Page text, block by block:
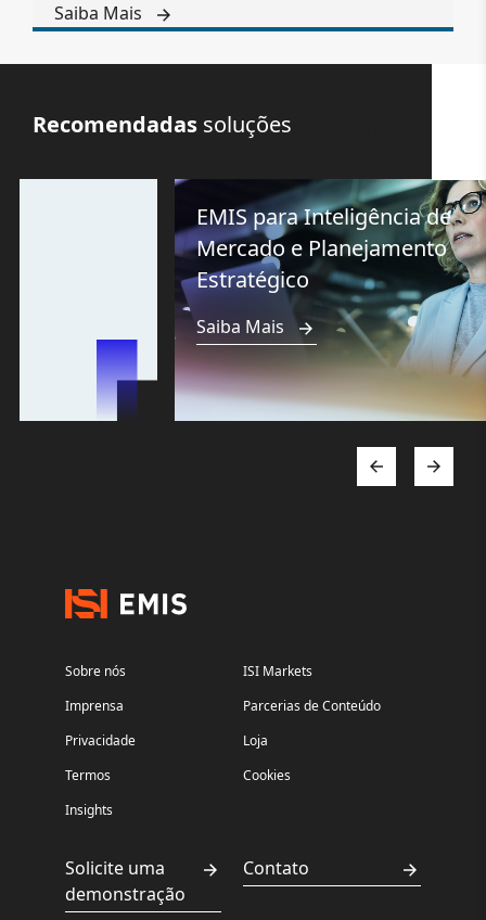
Saiba Mais
Recomendadas soluções
EMIS para Inteligência de
Mercado e Planejamento
Estratégico
Saiba Mais
Sobre nós
ISI Markets
Imprensa
Parcerias de Conteúdo
Privacidade
Loja
Termos
Cookies
Insights
Solicite uma
demonstração
Contato